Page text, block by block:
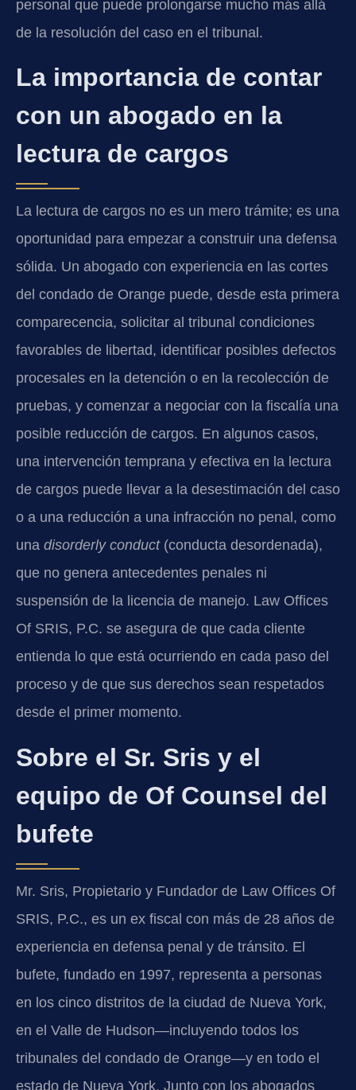
personal que puede prolongarse mucho más allá
de la resolución del caso en el tribunal.
La importancia de contar
con un abogado en la
lectura de cargos
La lectura de cargos no es un mero trámite; es una
oportunidad para empezar a construir una defensa
sólida. Un abogado con experiencia en las cortes
del condado de Orange puede, desde esta primera
comparecencia, solicitar al tribunal condiciones
favorables de libertad, identificar posibles defectos
procesales en la detención o en la recolección de
pruebas, y comenzar a negociar con la fiscalía una
posible reducción de cargos. En algunos casos,
una intervención temprana y efectiva en la lectura
de cargos puede llevar a la desestimación del caso
o a una reducción a una infracción no penal, como
una disorderly conduct(conducta desordenada),
que no genera antecedentes penales ni
suspensión de la licencia de manejo. Law Offices
Of SRIS, P.C. se asegura de que cada cliente
entienda lo que está ocurriendo en cada paso del
proceso y de que sus derechos sean respetados
desde el primer momento.
Sobre el Sr. Sris y el
equipo de Of Counsel del
bufete
Mr. Sris, Propietario y Fundador de Law Offices Of
SRIS, P.C., es un ex fiscal con más de 28 años de
experiencia en defensa penal y de tránsito. El
bufete, fundado en 1997, representa a personas
en los cinco distritos de la ciudad de Nueva York,
en el Valle de Hudson—incluyendo todos los
tribunales del condado de Orange—y en todo el
estado de Nueva York. Junto con los abogados